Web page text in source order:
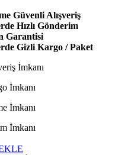
Güvenli Alışveriş
Hızlı Gönderim
Garantisi
Gizli Kargo / Paket
İmkanı
İmkanı
İmkanı
İmkanı